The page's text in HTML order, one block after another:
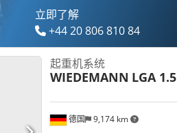
立即了解
+44 20 806 810 84
德国 9,174 km
起重机系统
WIEDEMANN LGA 1.5